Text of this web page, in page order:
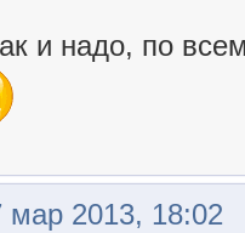
и надо, по
2013, 18:02